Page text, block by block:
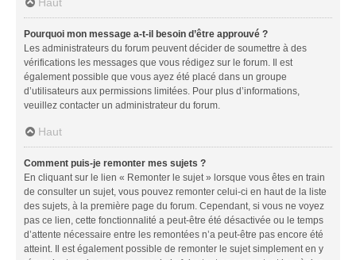
Pourquoi mon message a-t-il besoin d’être approuvé ?
Les administrateurs du forum peuvent décider de soumettre à des
vérifications les messages que vous rédigez sur le forum. Il est
également possible que vous ayez été placé dans un groupe
d’utilisateurs aux permissions limitées. Pour plus d’informations,
veuillez contacter un administrateur du forum.
Haut
Comment puis-je remonter mes sujets ?
En cliquant sur le lien « Remonter le sujet » lorsque vous êtes en train
de consulter un sujet, vous pouvez remonter celui-ci en haut de la liste
des sujets, à la première page du forum. Cependant, si vous ne voyez
pas ce lien, cette fonctionnalité a peut-être été désactivée ou le temps
d’attente nécessaire entre les remontées n’a peut-être pas encore été
atteint. Il est également possible de remonter le sujet simplement en y